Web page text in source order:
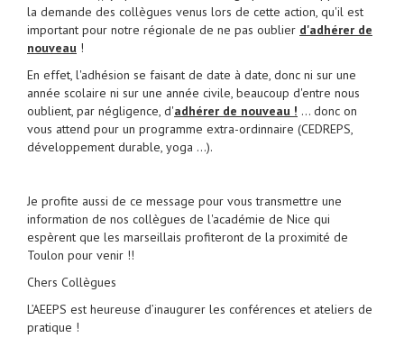
la demande des collègues venus lors de cette action, qu'il est
important pour notre régionale de ne pas oublier d'adhérer de
nouveau !
En effet, l'adhésion se faisant de date à date, donc ni sur une
année scolaire ni sur une année civile, beaucoup d'entre nous
oublient, par négligence, d'adhérer de nouveau ! ... donc on
vous attend pour un programme extra-ordinnaire (CEDREPS,
développement durable, yoga ...).
Je profite aussi de ce message pour vous transmettre une
information de nos collègues de l'académie de Nice qui
espèrent que les marseillais profiteront de la proximité de
Toulon pour venir !!
Chers Collègues
L’AEEPS est heureuse d’inaugurer les conférences et ateliers de
pratique !